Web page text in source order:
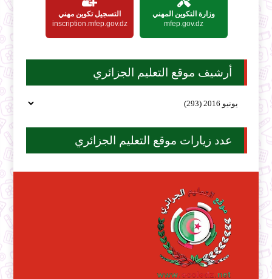
وزارة التكوين المهني
mfep.gov.dz
التسجيل تكوين مهني
inscription.mfep.gov.dz
أرشيف موقع التعليم الجزائري
عدد زيارات موقع التعليم الجزائري